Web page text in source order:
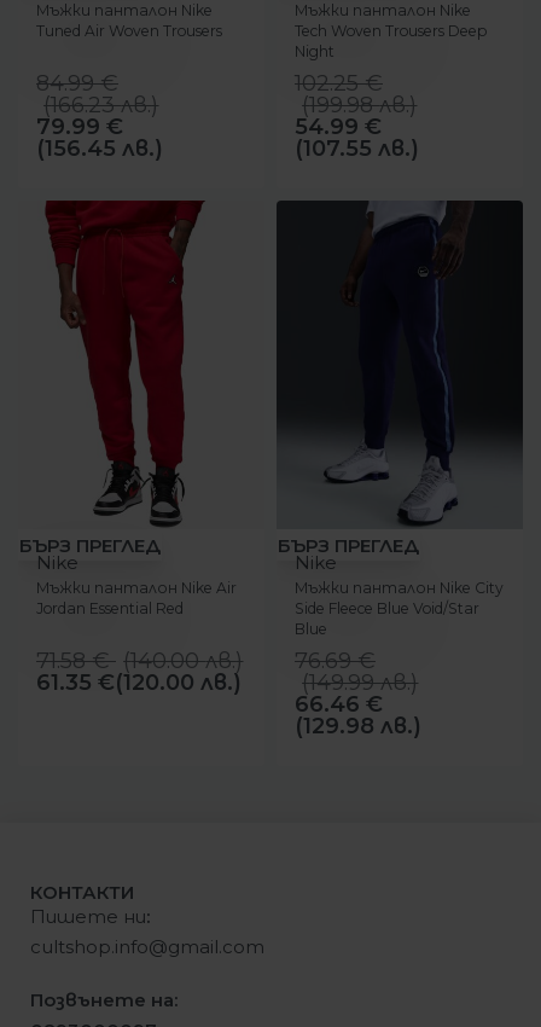
Мъжки панталон Nike
Tuned Air Woven Trousers
84.99€
(166.23лв.)
79.99 €
(156.45 лв.)
Мъжки панталон Nike
Tech Woven Trousers Deep
Night
102.25€
(199.98лв.)
54.99 €
(107.55 лв.)
-14%
БЪРЗ ПРЕГЛЕД
Nike
Мъжки панталон Nike Air
Jordan Essential Red
71.58€ (140.00лв.)
61.35 €(120.00 лв.)
-13%
БЪРЗ ПРЕГЛЕД
Nike
Мъжки панталон Nike City
Side Fleece Blue Void/Star
Blue
76.69€
(149.99лв.)
66.46 €
(129.98 лв.)
КОНТАКТИ
Пишете ни:
cultshop.info@gmail.com
Позвънете на: